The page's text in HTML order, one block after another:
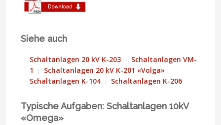
Siehe auch
Schaltanlagen 20 kV K-203
Schaltanlagen VM-
1
Schaltanlagen 20 kV K-201 «Volga»
Schaltanlagen K-104
Schaltanlagen K-206
Typische Aufgaben: Schaltanlagen 10kV
«Omega»